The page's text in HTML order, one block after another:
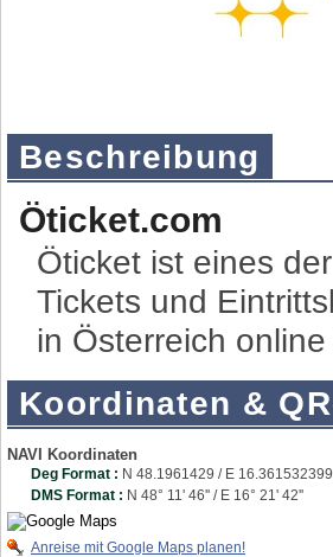
Beschreibung
Öticket.com
Öticket ist eines
Tickets und
in Österreich
Koordinaten &
NAVI Koordinaten
Deg Format : N 48.1961429 / E
DMS Format : N 48° 11' 46'' / E 16° 21' 42''
Anreise mit Google Maps planen!